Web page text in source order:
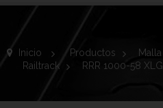
Inicio > Productos > Malla
Railtrack > RRR 1000-58 XLG